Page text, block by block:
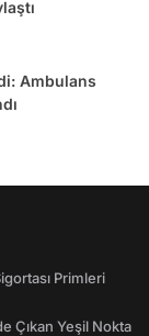
Ambulans
Primleri
Çıkan Yeşil Nokta